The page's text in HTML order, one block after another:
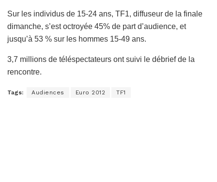
Sur les individus de 15-24 ans, TF1, diffuseur de la finale
dimanche, s’est octroyée 45% de part d’audience, et
jusqu’à 53 % sur les hommes 15-49 ans.
3,7 millions de téléspectateurs ont suivi le débrief de la
rencontre.
Tags: Audiences Euro 2012 TF1